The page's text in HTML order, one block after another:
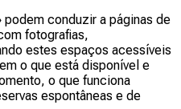
conduzir a páginas de
fotografias,
estes espaços acessíveis
o que está disponível e
o que funciona
espontâneas e de